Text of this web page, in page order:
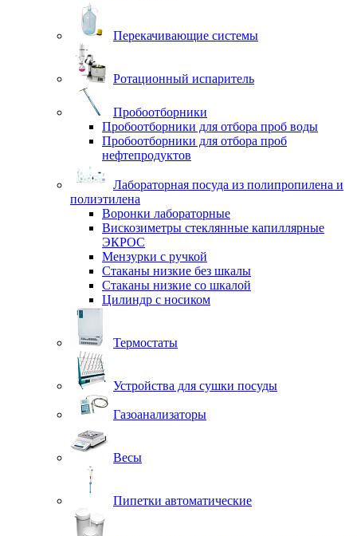
Перекачивающие системы
Ротационный испаритель
Пробоотборники
Пробоотборники для отбора проб воды
Пробоотборники для отбора проб
нефтепродуктов
Лабораторная посуда из полипропилена и
полиэтилена
Воронки лабораторные
Вискозиметры стеклянные капиллярные
ЭКРОС
Мензурки с ручкой
Стаканы низкие без шкалы
Стаканы низкие со шкалой
Цилиндр с носиком
Термостаты
Устройства для сушки посуды
Газоанализаторы
Весы
Пипетки автоматические